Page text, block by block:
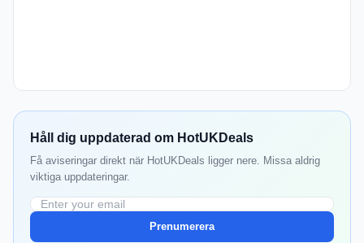
Håll dig uppdaterad om HotUKDeals
Få aviseringar direkt när HotUKDeals ligger nere. Missa aldrig
viktiga uppdateringar.
Prenumerera